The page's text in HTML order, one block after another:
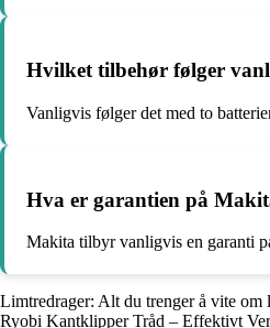
Hvilket tilbehør følger
Vanligvis følger det med to
Hva er garantien på
Makita tilbyr vanligvis en garanti
Limtredrager: Alt du trenger å vite om
Ryobi Kantklipper Tråd – Effektivt